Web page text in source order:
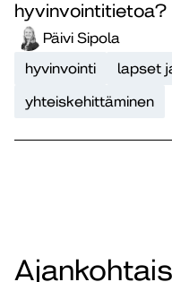
hyvinvointitietoa?
Päivi Sipola
hyvinvointi
lapset
yhteiskehittäminen